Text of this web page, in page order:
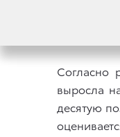
Согласно
выросла
десятую